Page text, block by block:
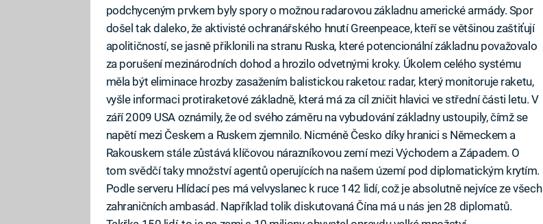
podchyceným prvkem byly spory o možnou radarovou základnu americké armády. Spor
došel tak daleko, že aktivisté ochranářského hnutí Greenpeace, kteří se většinou zaštiťují
apolitičností, se jasně přiklonili na stranu Ruska, které potencionální základnu považovalo
za porušení mezinárodních dohod a hrozilo odvetnými kroky. Úkolem celého systému
měla být eliminace hrozby zasažením balistickou raketou: radar, který monitoruje raketu,
vyšle informaci protiraketové základně, která má za cíl zničit hlavici ve střední části letu. V
září 2009 USA oznámily, že od svého záměru na vybudování základny ustoupily, čímž se
napětí mezi Českem a Ruskem zjemnilo. Nicméně Česko díky hranici s Německem a
Rakouskem stále zůstává klíčovou nárazníkovou zemí mezi Východem a Západem. O
tom svědčí taky množství agentů operujících na našem území pod diplomatickým krytím.
Podle serveru Hlídací pes má velvyslanec k ruce 142 lidí, což je absolutně nejvíce ze všech
zahraničních ambasád. Například tolik diskutovaná Čína má u nás jen 28 diplomatů.